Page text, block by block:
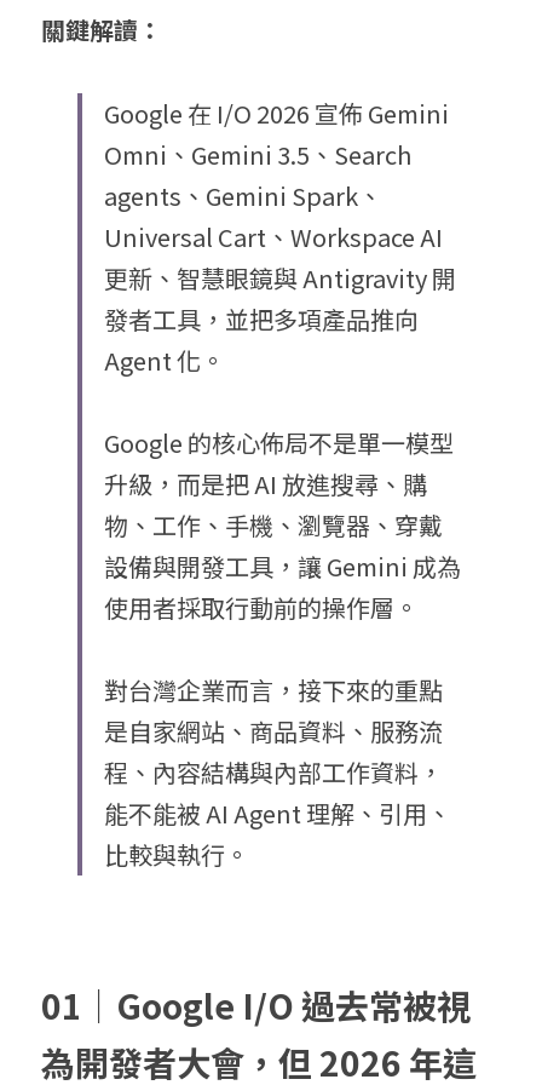
關鍵解讀：
Google 在 I/O 2026 宣佈 Gemini
Omni、Gemini 3.5、Search
agents、Gemini Spark、
Universal Cart、Workspace AI
更新、智慧眼鏡與 Antigravity 開
發者工具，並把多項產品推向
Agent 化。
Google 的核心佈局不是單一模型
升級，而是把 AI 放進搜尋、購
物、工作、手機、瀏覽器、穿戴
設備與開發工具，讓 Gemini 成為
使用者採取行動前的操作層。
對台灣企業而言，接下來的重點
是自家網站、商品資料、服務流
程、內容結構與內部工作資料，
能不能被 AI Agent 理解、引用、
比較與執行。
01｜Google I/O 過去常被視
為開發者大會，但 2026 年這